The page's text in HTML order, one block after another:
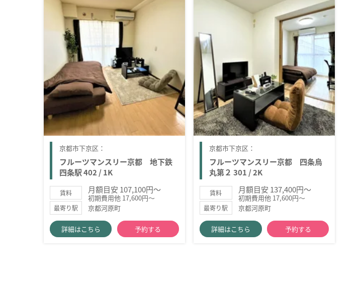
京都市下京区：
フルーツマンスリー京都 地下鉄
四条駅 402 / 1K
賃料 月額目安 107,100円～
初期費用他 17,600円～
最寄り駅 京都河原町
詳細はこちら 予約する
京都市下京区：
フルーツマンスリー京都 四条烏
丸第２ 301 / 2K
賃料 月額目安 137,400円～
初期費用他 17,600円～
最寄り駅 京都河原町
詳細はこちら 予約する